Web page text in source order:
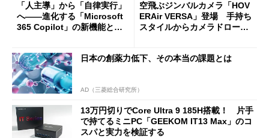
「人主導」から「自律実行」
へ――進化する「Microsoft
365 Copilot」の新機能とエ
空飛ぶジンバルカメラ「HOV
ERAir VERSA」登場 手持ち
スタイルからカメラドローン
日本の創薬力低下、その本当の課題とは
AD（三菱総合研究所）
13万円切りでCore Ultra 9 185H搭載！ 片手
で持てるミニPC「GEEKOM IT13 Max」のコ
スパと実力を検証する